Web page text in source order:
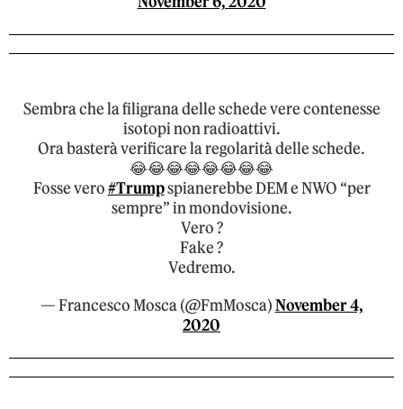
Sembra che la filigrana delle schede vere contenesse
isotopi non radioattivi.
Ora basterà verificare la regolarità delle schede.
😂😂😂😂😂😂😂😂
Fosse vero#Trumpspianerebbe DEM e NWO “per
sempre” in mondovisione.
Vero ?
Fake ?
Vedremo.
— Francesco Mosca (@FmMosca)November 4,
2020